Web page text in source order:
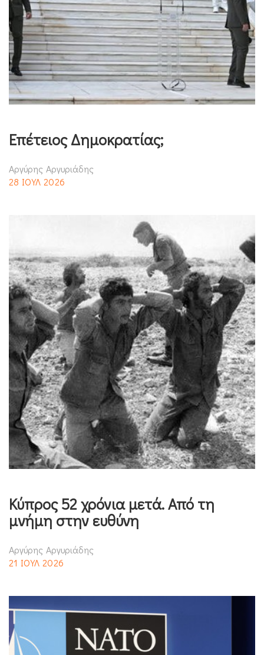
Επέτειος Δημοκρατίας;
Αργύρης Αργυριάδης
28 ΙΟΥΛ 2026
Κύπρος 52 χρόνια μετά. Από τη
μνήμη στην ευθύνη
Αργύρης Αργυριάδης
21 ΙΟΥΛ 2026